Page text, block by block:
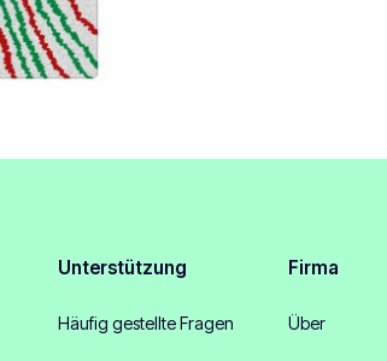
Unterstützung
Häufig gestellte Fragen
Firma
Über